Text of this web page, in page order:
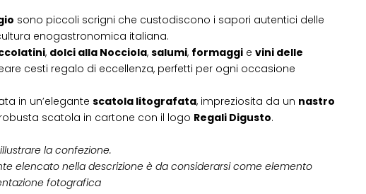
sono piccoli scrigni che custodiscono i sapori autentici delle
enogastronomica italiana.
, dolci alla Nocciola, salumi, formaggi e vini delle
cesti regalo di eccellenza, perfetti per ogni occasione
in un’elegante scatola litografata, impreziosita da un nastro
scatola in cartone con il logo Regali Digusto.
la confezione.
elencato nella descrizione è da considerarsi come elemento
fotografica